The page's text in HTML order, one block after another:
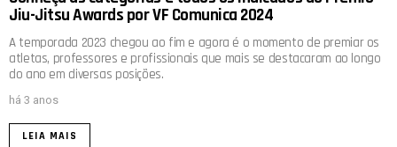
Jiu-Jitsu Awards por VF Comunica 2024
A temporada 2023 chegou ao fim e agora é o momento de premiar os
atletas, professores e profissionais que mais se destacaram ao longo
do ano em diversas posições.
há 3 anos
LEIA MAIS